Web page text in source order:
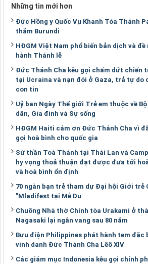
Những tin mới hơn
Đức Hồng y Quốc Vụ Khanh Tòa Thánh
thăm Burundi
HĐGM Việt Nam phổ biến bản dịch và đề
hành Thánh lễ
Đức Thánh Cha kêu gọi chấm dứt chiến
tại Ucraina và nạn đói ở Gaza, trả tự do
con tin
Uỷ ban Ngày Thế giới Trẻ em thuộc về
dân, Gia đình và Sự sống
HĐGM Haiti cám ơn Đức Thánh Cha vì
gọi hoà bình cho quốc gia
Sứ thần Toà Thánh tại Thái Lan và
hy vọng thoả thuận đạt được đưa tới
và hoà bình ổn định
70 ngàn bạn trẻ tham dự Đại hội Giới trẻ
"Mladifest tại Mễ Du
Chuông Nhà thờ Chính tòa Urakami ở
Nagasaki lại ngân vang sau 80 năm
Bưu điện Philippines phát hành tem đặc
vinh danh Đức Thánh Cha Lêô XIV
Các giám mục Indonesia kêu gọi chính